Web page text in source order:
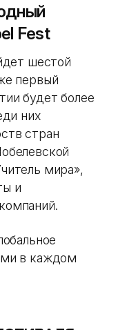
Fest
шестой
первый
будет более
них
стран
мира»,
и
в каждом